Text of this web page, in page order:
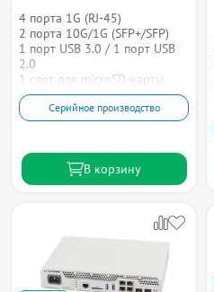
4 порта 1G (RJ-45)
2 порта 10G/1G (SFP+/SFP)
1 порт USB 3.0 / 1 порт USB
2.0
1 слот для microSD-карты
Серийное производство
В корзину